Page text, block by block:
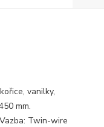
vanilky,
mm.
Twin-wire